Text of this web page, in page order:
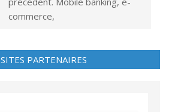
commerce,
SITES PARTENAIRES